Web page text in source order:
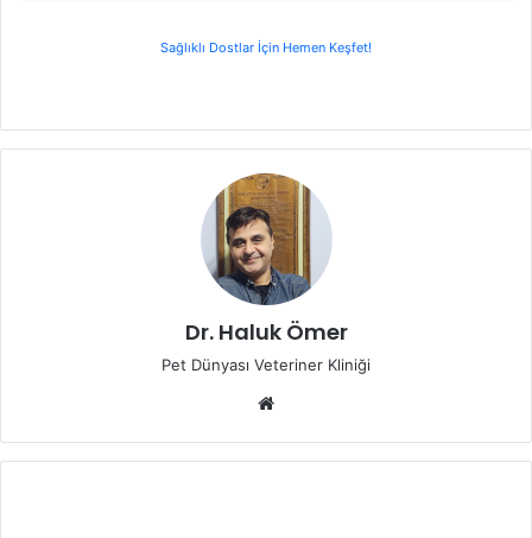
Sağlıklı Dostlar İçin Hemen Keşfet!
Dr. Haluk Ömer
Pet Dünyası Veteriner Kliniği